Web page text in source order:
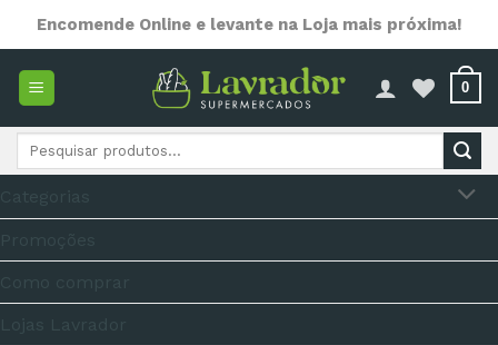
content
Encomende Online e levante na Loja mais próxima!
0
Pesquisar